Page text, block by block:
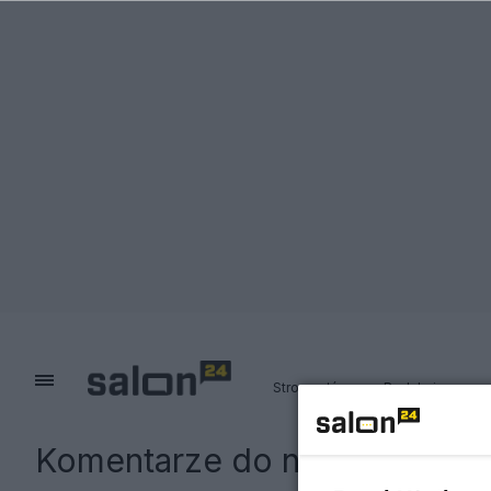
Strona główna Redakcja
Komentarze do notki: